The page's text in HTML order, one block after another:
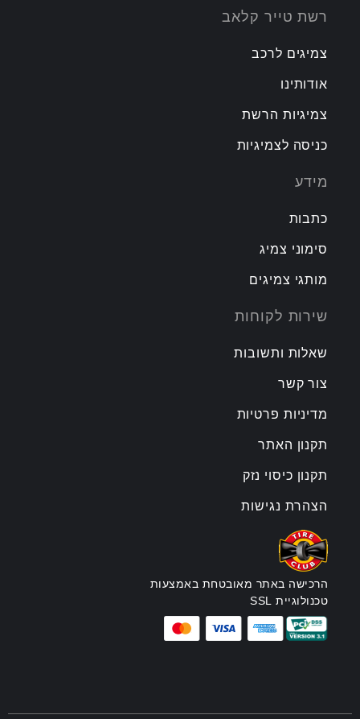
רשת טייר קלאב
צמיגים לרכב
אודותינו
צמיגיות הרשת
כניסה לצמיגיות
מידע
כתבות
סימוני צמיג
מותגי צמיגים
שירות לקוחות
שאלות ותשובות
צור קשר
מדיניות פרטיות
תקנון האתר
תקנון כיסוי נזק
הצהרת נגישות
הרכישה באתר מאובטחת באמצעות
טכנולוגיית SSL